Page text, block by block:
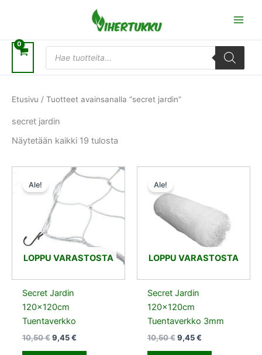
Products
search
Etusivu / Tuotteet avainsanalla “secret jardin”
secret jardin
Näytetään kaikki 19 tulosta
LOPPU VARASTOSTA
Ale!
Secret Jardin
120x120cm
Tuentaverkko
10,50€
Alkuperäinen
hinta
oli:
10,50 €.
9,45€
Nykyinen
hinta
9,45 €.
LOPPU VARASTOSTA
Ale!
Secret Jardin
120x120cm
Tuentaverkko 3mm
10,50€
10,50 €.
9,45€